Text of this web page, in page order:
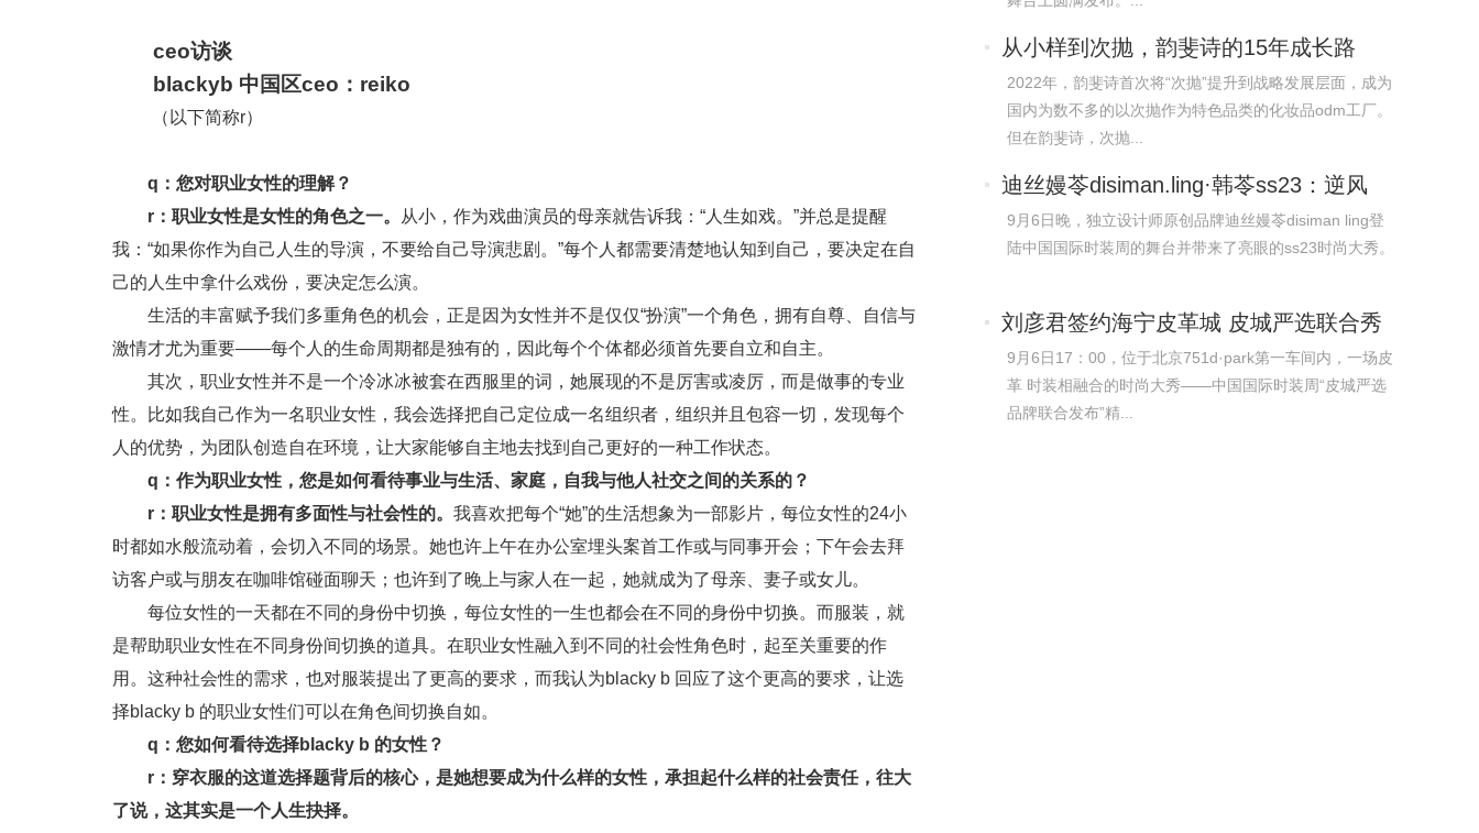
ceo访谈
blackyb 中国区ceo：reiko
（以下简称r）
q：您对职业女性的理解？
r：职业女性是女性的角色之一。
从小，作为戏曲演员的母亲就告诉我：“人生如戏。”并总是提醒
我：“如果你作为自己人生的导演，不要给自己导演悲剧。”每个人都需要清楚地认知到自己，要决定在自
己的人生中拿什么戏份，要决定怎么演。
生活的丰富赋予我们多重角色的机会，正是因为女性并不是仅仅“扮演”一个角色，拥有自尊、自信与
激情才尤为重要——每个人的生命周期都是独有的，因此每个个体都必须首先要自立和自主。
其次，职业女性并不是一个冷冰冰被套在西服里的词，她展现的不是厉害或凌厉，而是做事的专业
性。比如我自己作为一名职业女性，我会选择把自己定位成一名组织者，组织并且包容一切，发现每个
人的优势，为团队创造自在环境，让大家能够自主地去找到自己更好的一种工作状态。
q：作为职业女性，您是如何看待事业与生活、家庭，自我与他人社交之间的关系的？
r：职业女性是拥有多面性与社会性的。 我喜欢把每个“她”的生活想象为一部影片，每位女性的24小
时都如水般流动着，会切入不同的场景。她也许上午在办公室埋头案首工作或与同事开会；下午会去拜
访客户或与朋友在咖啡馆碰面聊天；也许到了晚上与家人在一起，她就成为了母亲、妻子或女儿。
每位女性的一天都在不同的身份中切换，每位女性的一生也都会在不同的身份中切换。而服装，就
是帮助职业女性在不同身份间切换的道具。在职业女性融入到不同的社会性角色时，起至关重要的作
用。这种社会性的需求，也对服装提出了更高的要求，而我认为blacky b 回应了这个更高的要求，让选
择blacky b 的职业女性们可以在角色间切换自如。
q：您如何看待选择blacky b 的女性？
r：穿衣服的这道选择题背后的核心，是她想要成为什么样的女性，承担起什么样的社会责任，往大
了说，这其实是一个人生抉择。
从小样到次抛，韵斐诗的15年成长路
2022年，韵斐诗首次将“次抛”提升到战略发展层面，成为
国内为数不多的以次抛作为特色品类的化妆品odm工厂。
但在韵斐诗，次抛...
迪丝嫚苓disiman.ling·韩苓ss23：逆风
绽放
9月6日晚，独立设计师原创品牌迪丝嫚苓disiman ling登
陆中国国际时装周的舞台并带来了亮眼的ss23时尚大秀。
刘彦君签约海宁皮革城 皮城严选联合秀
9月6日17：00，位于北京751d·park第一车间内，一场皮
革 时装相融合的时尚大秀——中国国际时装周“皮城严选
品牌联合发布”精...